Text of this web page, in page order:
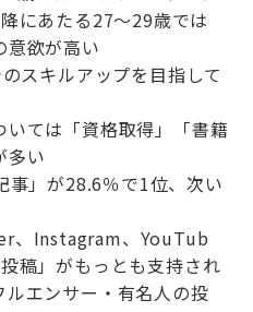
にあたる27〜29歳では
意欲が高い
スキルアップを目指して
ては「資格取得」「書籍
多い
事」が28.6％で1位、次い
、Instagram、YouTub
稿」がもっとも支持され
エンサー・有名人の投